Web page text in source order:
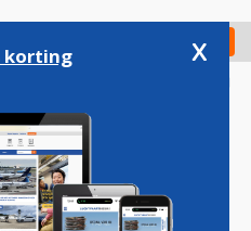
Check in
korting x